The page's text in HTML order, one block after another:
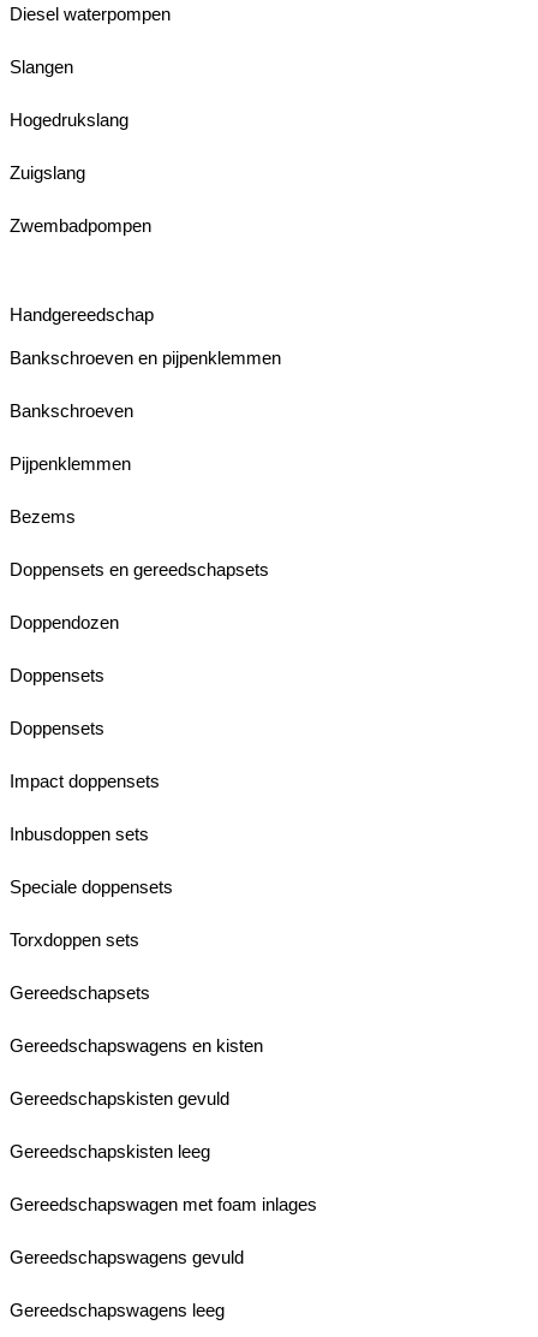
Diesel waterpompen
Slangen
Hogedrukslang
Zuigslang
Zwembadpompen
Handgereedschap
Bankschroeven en pijpenklemmen
Bankschroeven
Pijpenklemmen
Bezems
Doppensets en gereedschapsets
Doppendozen
Doppensets
Doppensets
Impact doppensets
Inbusdoppen sets
Speciale doppensets
Torxdoppen sets
Gereedschapsets
Gereedschapswagens en kisten
Gereedschapskisten gevuld
Gereedschapskisten leeg
Gereedschapswagen met foam inlages
Gereedschapswagens gevuld
Gereedschapswagens leeg